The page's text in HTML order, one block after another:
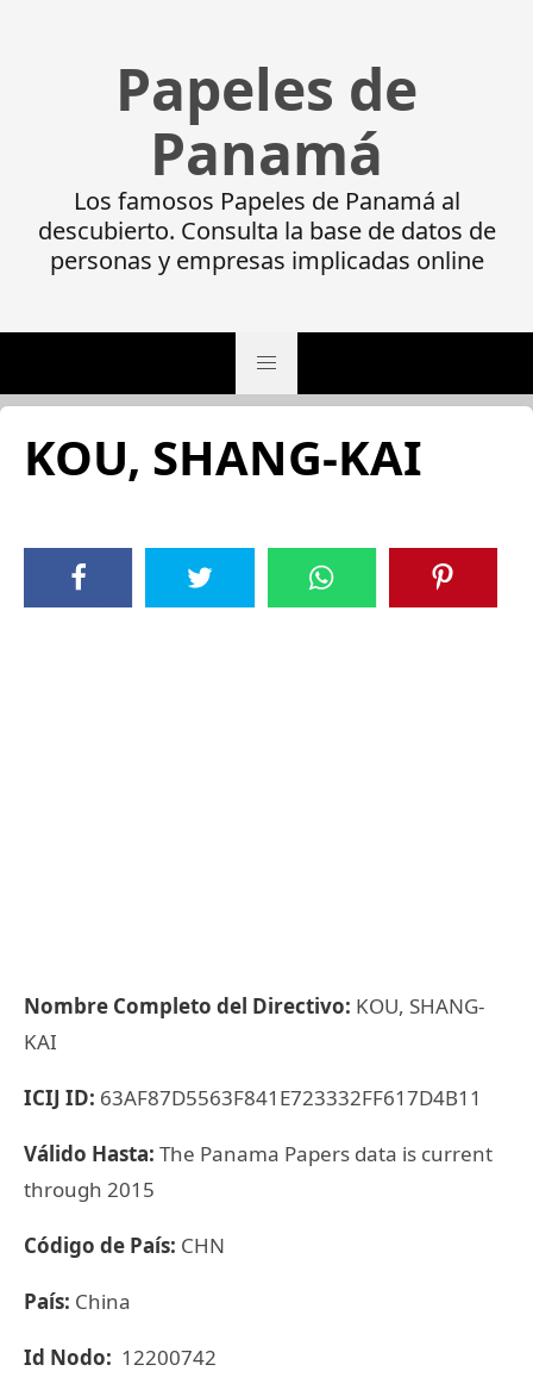
Papeles de
Panamá
Los famosos Papeles de Panamá al
descubierto. Consulta la base de datos de
personas y empresas implicadas online
KOU, SHANG-KAI
Nombre Completo del Directivo: KOU, SHANG-
KAI
ICIJ ID: 63AF87D5563F841E723332FF617D4B11
Válido Hasta: The Panama Papers data is current
through 2015
Código de País: CHN
País: China
Id Nodo: 12200742